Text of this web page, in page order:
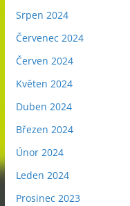
Srpen 2024
Červenec 2024
Červen 2024
Květen 2024
Duben 2024
Březen 2024
Únor 2024
Leden 2024
Prosinec 2023